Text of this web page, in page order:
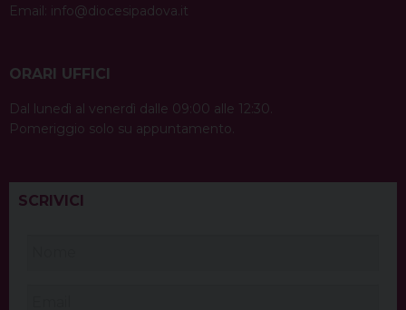
Email: info@diocesipadova.it
ORARI UFFICI
Dal lunedì al venerdì dalle 09:00 alle 12:30.
Pomeriggio solo su appuntamento.
SCRIVICI